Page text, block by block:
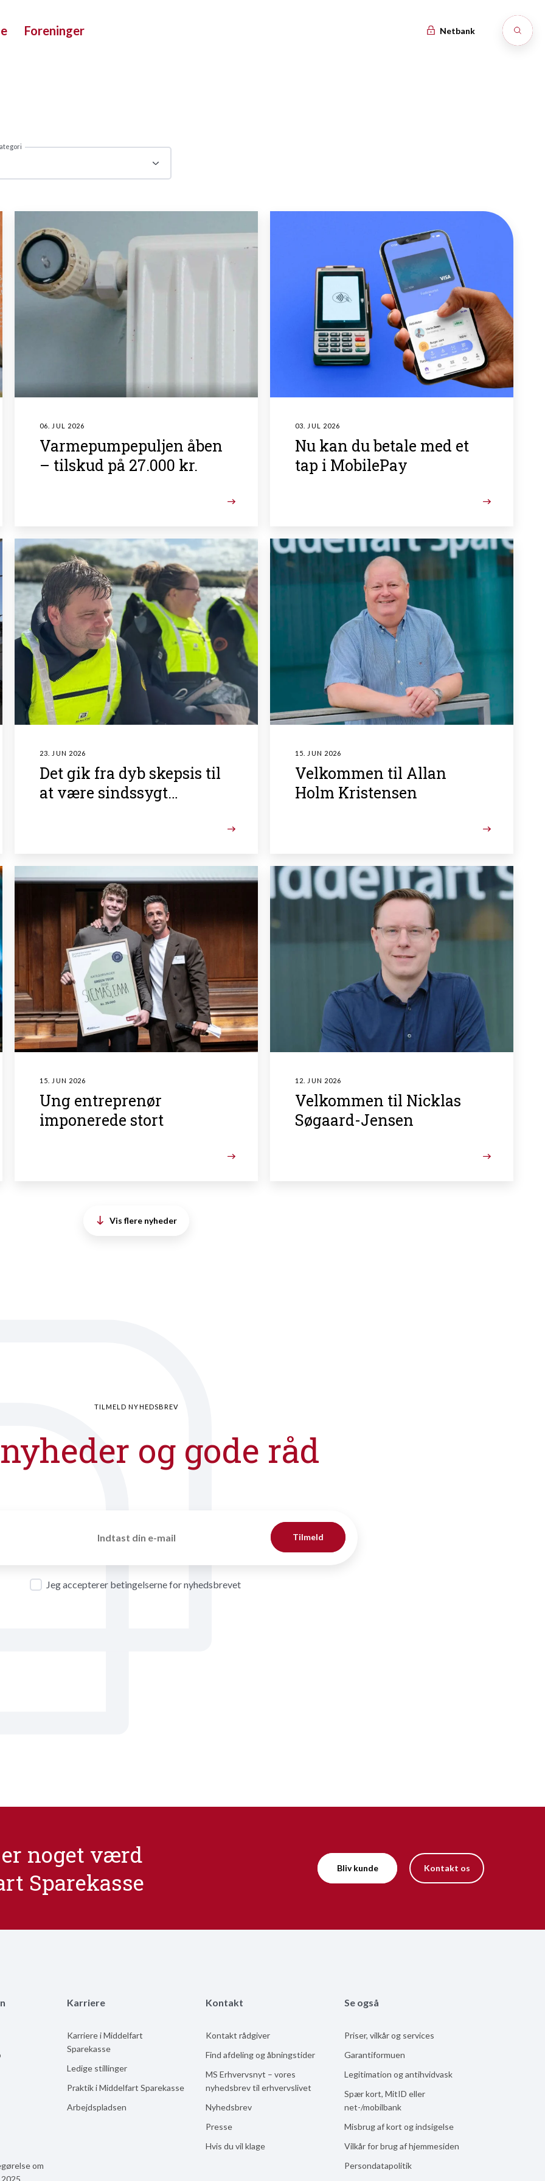
Foreninger Netbank
06. JUL 2026
Varmepumpepuljen åben
– tilskud på 27.000 kr.
03. JUL 2026
Nu kan du betale med et
tap i MobilePay
23. JUN 2026
Det gik fra dyb skepsis til
at være sindssygt
15. JUN 2026
Velkommen til Allan
Holm Kristensen
15. JUN 2026
Ung entreprenør
imponerede stort
12. JUN 2026
Velkommen til Nicklas
Søgaard-Jensen
Vis flere nyheder
TILMELD NYHEDSBREV
og gode råd
Jeg accepterer betingelserne for nyhedsbrevet
Tilmeld
noget værd
Sparekasse
Bliv kunde Kontakt os
om
Karriere
Karriere i Middelfart
Sparekasse
Ledige stillinger
Praktik i Middelfart Sparekasse
Arbejdspladsen
Kontakt
Kontakt rådgiver
Find afdeling og åbningstider
MS Erhvervsnyt – vores
nyhedsbrev til erhvervslivet
Nyhedsbrev
Presse
Hvis du vil klage
Se også
Priser, vilkår og services
Garantiformuen
Legitimation og antihvidvask
Spær kort, MitID eller
net-/mobilbank
Misbrug af kort og indsigelse
Vilkår for brug af hjemmesiden
Persondatapolitik